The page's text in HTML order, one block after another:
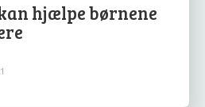
hjælpe børnene